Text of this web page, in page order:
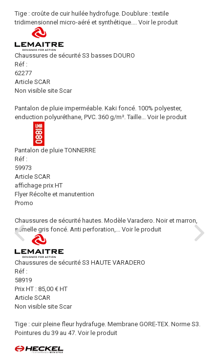
Tige : croûte de cuir huilée hydrofuge. Doublure : textile
tridimensionnel micro-aéré et synthétique.... Voir le produit
Chaussures de sécurité S3 basses DOURO
Réf :
62277
Article SCAR
Non visible site Scar
Pantalon de pluie imperméable. Kaki foncé. 100% polyester,
enduction polyuréthane, PVC. 360 g/m². Taille... Voir le produit
Pantalon de pluie TONNERRE
Réf :
59973
Article SCAR
affichage prix HT
Flyer Récolte et manutention
Promo
Chaussures de sécurité hautes. Modèle Varadero. Noir et marron,
semelle gris foncé. Anti perforation,... Voir le produit
Chaussures de sécurité S3 HAUTE VARADERO
Réf :
58919
Prix HT : 85,00 € HT
Article SCAR
Non visible site Scar
Tige : cuir pleine fleur hydrafuge. Membrane GORE-TEX. Norme S3.
Pointures du 39 au 47. Voir le produit